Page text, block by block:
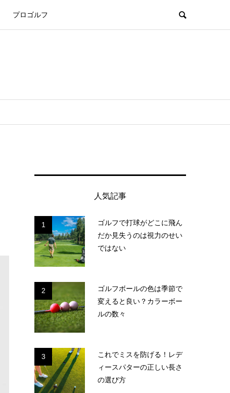
プロゴルフ
人気記事
1
ゴルフで打球がどこに飛ん
だか見失うのは視力のせい
ではない
2
ゴルフボールの色は季節で
変えると良い？カラーボー
ルの数々
3
これでミスを防げる！レデ
ィースパターの正しい長さ
の選び方